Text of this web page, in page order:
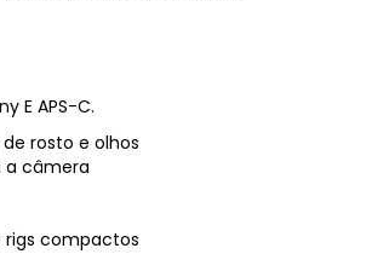
E APS-C.
rosto e olhos
a câmera
rigs compactos